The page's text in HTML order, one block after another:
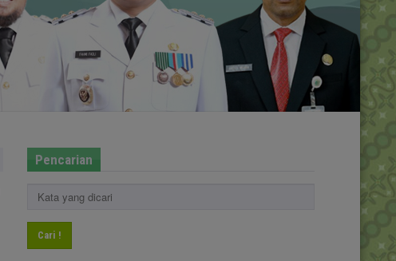
Pencarian
Cari !